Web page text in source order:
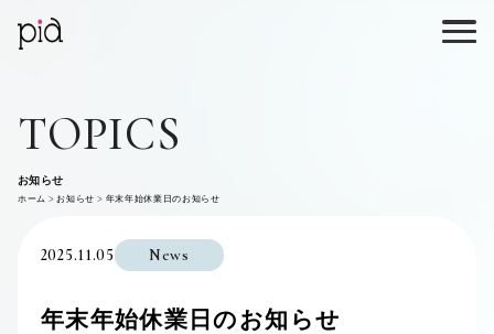
TOPICS
お知らせ
ホーム お知らせ 年末年始休業日のお知らせ
2025.11.05 News
年末年始休業日のお知らせ